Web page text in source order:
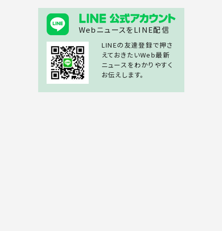
WebニュースをLINE配信
LINEの友達登録で押さ
えておきたいWeb最新
ニュースをわかりやすく
お伝えします。